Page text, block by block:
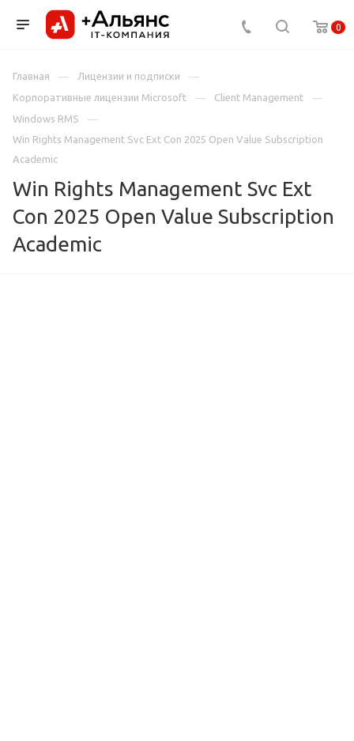
0
Главная
Лицензии и подписки
Корпоративные лицензии Microsoft
Client Management
Windows RMS
Win Rights Management Svc Ext Con 2025 Open Value Subscription
Academic
Win Rights Management Svc Ext
Con 2025 Open Value Subscription
Academic